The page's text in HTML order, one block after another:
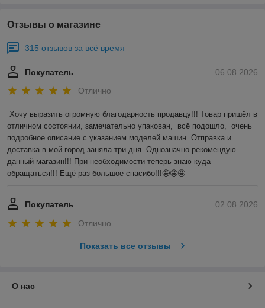
Отзывы о магазине
315 отзывов за всё время
06.08.2026
Покупатель
Отлично
Хочу выразить огромную благодарность продавцу!!! Товар пришёл в
отличном состоянии, замечательно упакован,  всё подошло,  очень
подробное описание с указанием моделей машин. Отправка и
доставка в мой город заняла три дня. Однозначно рекомендую
данный магазин!!! При необходимости теперь знаю куда
обращаться!!! Ещё раз большое спасибо!!!🤩🤩🤩
02.08.2026
Покупатель
Отлично
Показать все отзывы
О нас